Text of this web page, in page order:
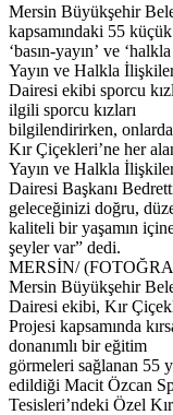
Mersin Büyükşehir
kapsamındaki 55
‘basın-yayın’ ve
Yayın ve Halkla
Dairesi ekibi sporcu
ilgili sporcu kızları
bilgilendirirken,
Kır Çiçekleri’ne her
Yayın ve Halkla
Dairesi Başkanı
geleceğinizi doğru,
kaliteli bir yaşamın
şeyler var” dedi.
MERSİN/
Mersin Büyükşehir
Dairesi ekibi, Kır
Projesi kapsamında
donanımlı bir eğitim
görmeleri sağlanan 55
edildiği Macit Özcan
Tesisleri’ndeki Özel